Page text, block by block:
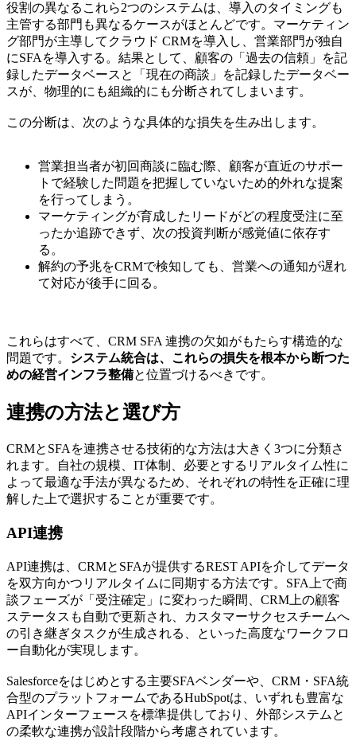
役割の異なるこれら2つのシステムは、導入のタイミングも
主管する部門も異なるケースがほとんどです。マーケティン
グ部門が主導してクラウド CRMを導入し、営業部門が独自
にSFAを導入する。結果として、顧客の「過去の信頼」を記
録したデータベースと「現在の商談」を記録したデータベー
スが、物理的にも組織的にも分断されてしまいます。
この分断は、次のような具体的な損失を生み出します。
営業担当者が初回商談に臨む際、顧客が直近のサポー
トで経験した問題を把握していないため的外れな提案
を行ってしまう。
マーケティングが育成したリードがどの程度受注に至
ったか追跡できず、次の投資判断が感覚値に依存す
る。
解約の予兆をCRMで検知しても、営業への通知が遅れ
て対応が後手に回る。
これらはすべて、CRM SFA 連携の欠如がもたらす構造的な
問題です。 システム統合は、これらの損失を根本から断つた
めの経営インフラ整備と位置づけるべきです。
連携の方法と選び方
CRMとSFAを連携させる技術的な方法は大きく3つに分類さ
れます。自社の規模、IT体制、必要とするリアルタイム性に
よって最適な手法が異なるため、それぞれの特性を正確に理
解した上で選択することが重要です。
API連携
API連携は、CRMとSFAが提供するREST APIを介してデータ
を双方向かつリアルタイムに同期する方法です。SFA上で商
談フェーズが「受注確定」に変わった瞬間、CRM上の顧客
ステータスも自動で更新され、カスタマーサクセスチームへ
の引き継ぎタスクが生成される、といった高度なワークフロ
ー自動化が実現します。
Salesforceをはじめとする主要SFAベンダーや、CRM・SFA統
合型のプラットフォームであるHubSpotは、いずれも豊富な
APIインターフェースを標準提供しており、外部システムと
の柔軟な連携が設計段階から考慮されています。